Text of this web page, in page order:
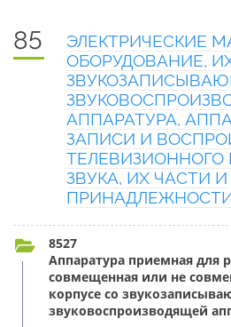
85
ЭЛЕКТРИЧЕСКИЕ
ОБОРУДОВАНИЕ,
АППАРАТУРА,
ЗАПИСИ И
ЗВУКА, ИХ ЧАСТИ И
8527
Аппаратура приемная для
совмещенная или не
корпусе со
звуковоспроизводящей